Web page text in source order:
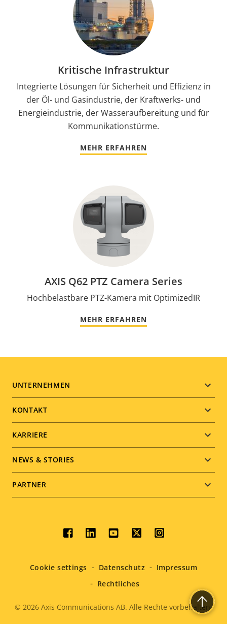
Kritische Infrastruktur
Integrierte Lösungen für Sicherheit und Effizienz in
der Öl- und Gasindustrie, der Kraftwerks- und
Energieindustrie, der Wasseraufbereitung und für
Kommunikationstürme.
MEHR ERFAHREN
AXIS Q62 PTZ Camera Series
Hochbelastbare PTZ-Kamera mit OptimizedIR
MEHR ERFAHREN
Footer
menu
UNTERNEHMEN
KONTAKT
KARRIERE
NEWS & STORIES
PARTNER
Social
menu
Legal
© 2026 Axis Communications AB. Alle Rechte vorbehalten.
Cookie settings Datenschutz
Impressum
Rechtliches